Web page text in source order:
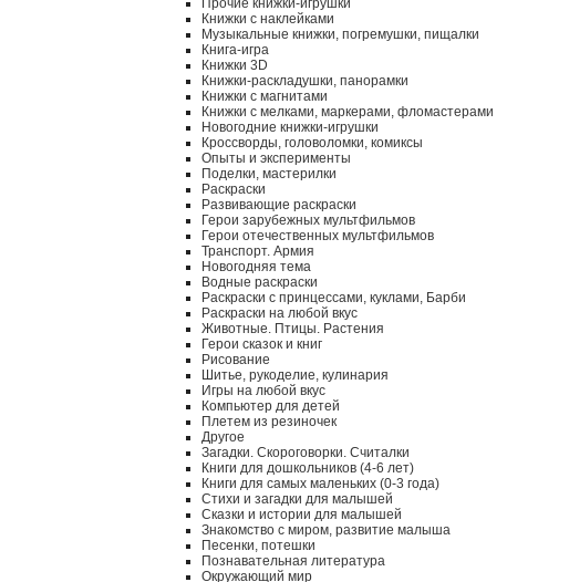
Прочие книжки-игрушки
Книжки с наклейками
Музыкальные книжки, погремушки, пищалки
Книга-игра
Книжки 3D
Книжки-раскладушки, панорамки
Книжки с магнитами
Книжки с мелками, маркерами, фломастерами
Новогодние книжки-игрушки
Кроссворды, головоломки, комиксы
Опыты и эксперименты
Поделки, мастерилки
Раскраски
Развивающие раскраски
Герои зарубежных мультфильмов
Герои отечественных мультфильмов
Транспорт. Армия
Новогодняя тема
Водные раскраски
Раскраски с принцессами, куклами, Барби
Раскраски на любой вкус
Животные. Птицы. Растения
Герои сказок и книг
Рисование
Шитье, рукоделие, кулинария
Игры на любой вкус
Компьютер для детей
Плетем из резиночек
Другое
Загадки. Скороговорки. Считалки
Книги для дошкольников (4-6 лет)
Книги для самых маленьких (0-3 года)
Стихи и загадки для малышей
Сказки и истории для малышей
Знакомство с миром, развитие малыша
Песенки, потешки
Познавательная литература
Окружающий мир